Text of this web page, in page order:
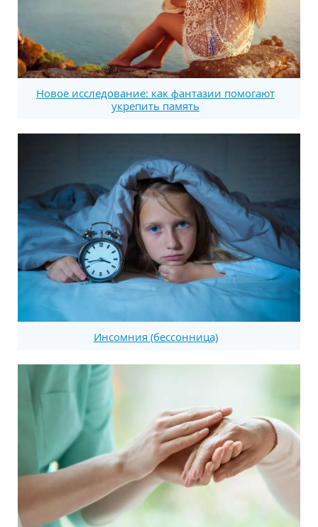
Новое исследование: как фантазии помогают
укрепить память
Инсомния (бессонница)